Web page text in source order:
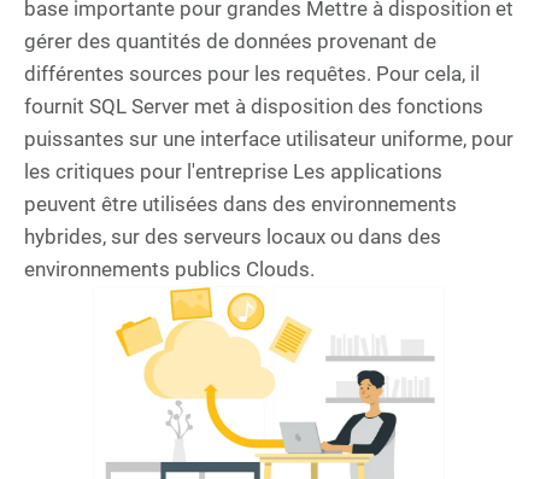
base importante pour grandes Mettre à disposition et
gérer des quantités de données provenant de
différentes sources pour les requêtes. Pour cela, il
fournit SQL Server met à disposition des fonctions
puissantes sur une interface utilisateur uniforme, pour
les critiques pour l'entreprise Les applications
peuvent être utilisées dans des environnements
hybrides, sur des serveurs locaux ou dans des
environnements publics Clouds.